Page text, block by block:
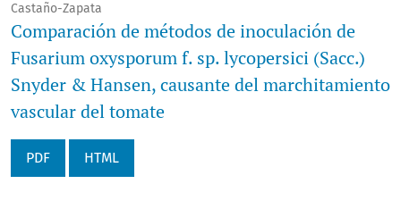
Castaño-Zapata
Comparación de métodos de inoculación de
Fusarium oxysporum f. sp. lycopersici (Sacc.)
Snyder & Hansen, causante del marchitamiento
vascular del tomate
PDF HTML